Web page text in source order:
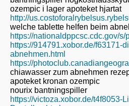
ozempic i lager apoteket hjartat
http://
welche tablette helfen beim
https://nationaldppcsc.cdc.gov/
https://914791.xobor.de/f63171-
abnehmen.html
https://
chiawasser zum abnehmen
apoteket kronan ozempic
nourix bantningspiller
https://victoza.xobor.de/t4f8053-